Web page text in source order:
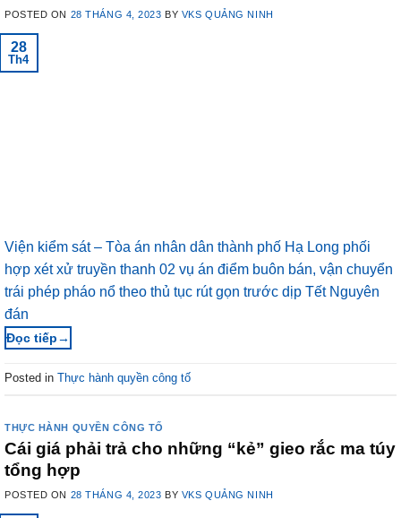
POSTED ON 28 THÁNG 4, 2023 BY VKS QUẢNG NINH
28
Th4
Viện kiểm sát – Tòa án nhân dân thành phố Hạ Long phối
hợp xét xử truyền thanh 02 vụ án điểm buôn bán, vận chuyển
trái phép pháo nổ theo thủ tục rút gọn trước dịp Tết Nguyên
đán
→
Posted in Thực hành quyền công tố
THỰC HÀNH QUYỀN CÔNG TỐ
Cái giá phải trả cho những “kẻ” gieo rắc ma túy
tổng hợp
POSTED ON 28 THÁNG 4, 2023 BY VKS QUẢNG NINH